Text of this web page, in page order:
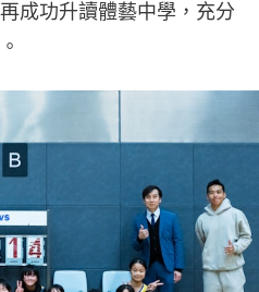
成功升讀體藝中學，充分